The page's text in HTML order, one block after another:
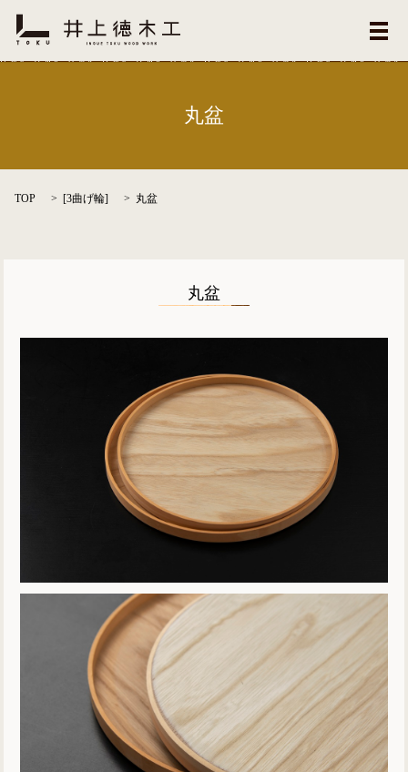
メ
丸盆
TOP [3曲げ輪] 丸盆
丸盆